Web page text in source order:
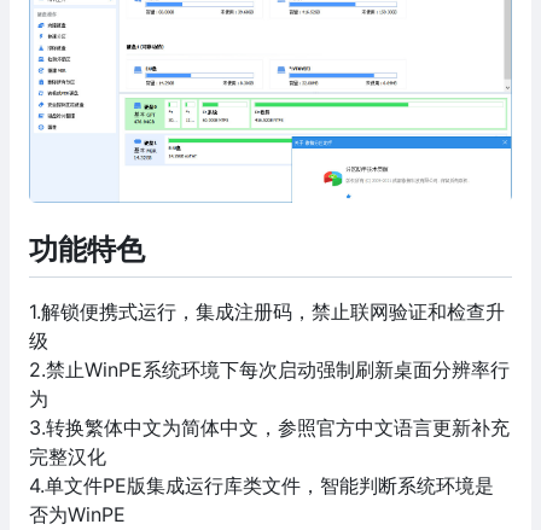
功能特色
1.解锁便携式运行，集成注册码，禁止联网验证和检查升
级
2.禁止WinPE系统环境下每次启动强制刷新桌面分辨率行
为
3.转换繁体中文为简体中文，参照官方中文语言更新补充
完整汉化
4.单文件PE版集成运行库类文件，智能判断系统环境是
否为WinPE